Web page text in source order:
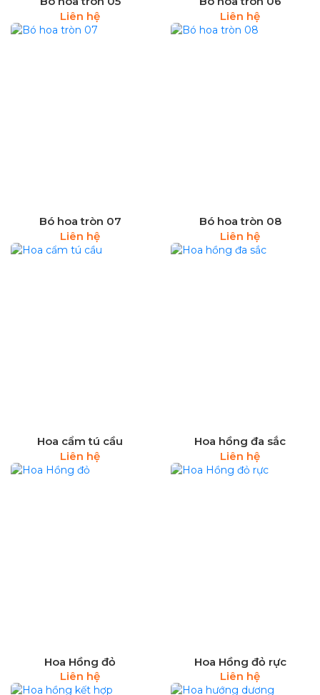
Liên hệ
Liên hệ
Bó hoa tròn 07
Liên hệ
Bó hoa tròn 08
Liên hệ
Hoa cẩm tú cầu
Liên hệ
Hoa hồng đa sắc
Liên hệ
Hoa Hồng đỏ
Liên hệ
Hoa Hồng đỏ rực
Liên hệ